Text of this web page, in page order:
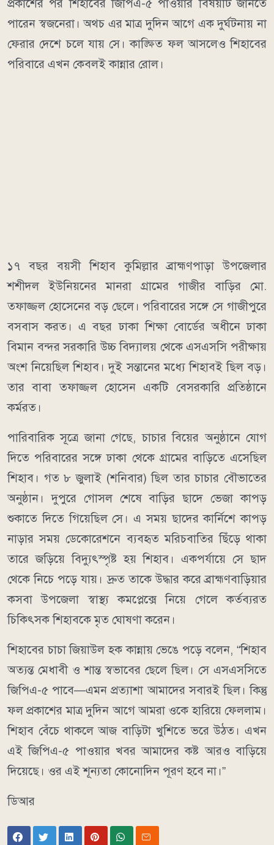
প্রকাশের পর শিহাবের জিপিএ-৫ পাওয়ার বিষয়টি জানতে
পারেন স্বজনেরা। অথচ এর মাত্র দুদিন আগে এক দুর্ঘটনায় না
ফেরার দেশে চলে যায় সে। কাঙ্ক্ষিত ফল আসলেও শিহাবের
পরিবারে এখন কেবলই কান্নার রোল।
১৭ বছর বয়সী শিহাব কুমিল্লার ব্রাহ্মণপাড়া উপজেলার
শশীদল ইউনিয়নের মানরা গ্রামের গাজীর বাড়ির মো.
তফাজ্জল হোসেনের বড় ছেলে। পরিবারের সঙ্গে সে গাজীপুরে
বসবাস করত। এ বছর ঢাকা শিক্ষা বোর্ডের অধীনে ঢাকা
বিমান বন্দর সরকারি উচ্চ বিদ্যালয় থেকে এসএসসি পরীক্ষায়
অংশ নিয়েছিল শিহাব। দুই সন্তানের মধ্যে শিহাবই ছিল বড়।
তার বাবা তফাজ্জল হোসেন একটি বেসরকারি প্রতিষ্ঠানে
কর্মরত।
পারিবারিক সূত্রে জানা গেছে, চাচার বিয়ের অনুষ্ঠানে যোগ
দিতে পরিবারের সঙ্গে ঢাকা থেকে গ্রামের বাড়িতে এসেছিল
শিহাব। গত ৮ জুলাই (শনিবার) ছিল তার চাচার বৌভাতের
অনুষ্ঠান। দুপুরে গোসল শেষে বাড়ির ছাদে ভেজা কাপড়
শুকাতে দিতে গিয়েছিল সে। এ সময় ছাদের কার্নিশে কাপড়
নাড়ার সময় ডেকোরেশনে ব্যবহৃত মরিচবাতির ছিঁড়ে থাকা
তারে জড়িয়ে বিদ্যুৎস্পৃষ্ট হয় শিহাব। একপর্যায়ে সে ছাদ
থেকে নিচে পড়ে যায়। দ্রুত তাকে উদ্ধার করে ব্রাহ্মণবাড়িয়ার
কসবা উপজেলা স্বাস্থ্য কমপ্লেক্সে নিয়ে গেলে কর্তব্যরত
চিকিৎসক শিহাবকে মৃত ঘোষণা করেন।
শিহাবের চাচা জিয়াউল হক কান্নায় ভেঙে পড়ে বলেন, “শিহাব
অত্যন্ত মেধাবী ও শান্ত স্বভাবের ছেলে ছিল। সে এসএসসিতে
জিপিএ-৫ পাবে—এমন প্রত্যাশা আমাদের সবারই ছিল। কিন্তু
ফল প্রকাশের মাত্র দুদিন আগে আমরা ওকে হারিয়ে ফেললাম।
শিহাব বেঁচে থাকলে আজ বাড়িটা খুশিতে ভরে উঠত। এখন
এই জিপিএ-৫ পাওয়ার খবর আমাদের কষ্ট আরও বাড়িয়ে
দিয়েছে। ওর এই শূন্যতা কোনোদিন পূরণ হবে না।”
ডিআর